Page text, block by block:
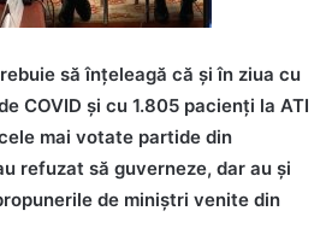
să înțeleagă că și în ziua cu
COVID și cu 1.805 pacienți la ATI
mai votate partide din
refuzat să guverneze, dar au și
de miniștri venite din